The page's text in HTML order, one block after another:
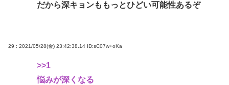
だから深キョンももっとひどい可能性あるぞ
29 : 2021/05/28(金) 23:42:38.14 ID:sC07w+oKa
>>1
悩みが深くなる